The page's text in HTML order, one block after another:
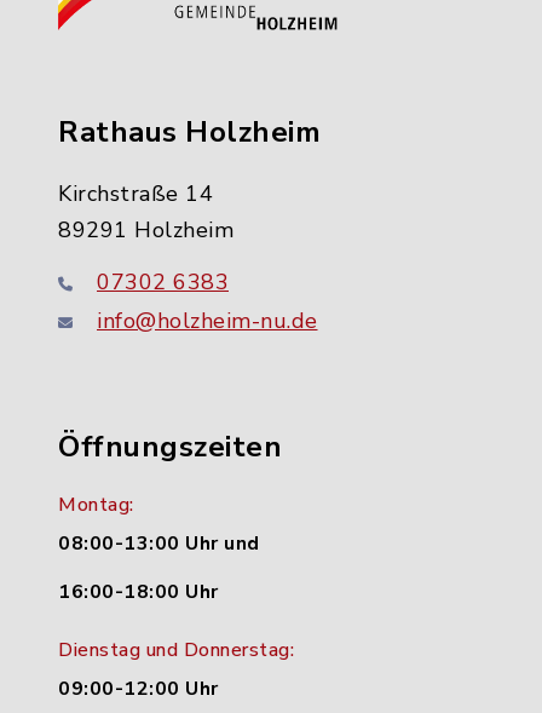
Rathaus Holzheim
Kirchstraße 14
89291 Holzheim
07302 6383
info@holzheim-nu.de
Öffnungszeiten
Montag:
08:00-13:00 Uhr und
16:00-18:00 Uhr
Dienstag und Donnerstag:
09:00-12:00 Uhr